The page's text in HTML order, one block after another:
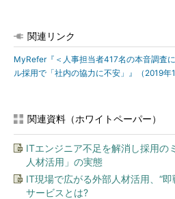
関連リンク
MyRefer『＜人事担当者417名の本音調査
ル採用で「社内の協力に不安」』（2019年
関連資料（ホワイトペーパー）
ITエンジニア不足を解消し採用の
人材活用」の実態
IT現場で広がる外部人材活用、“
サービスとは?